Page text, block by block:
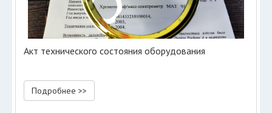
Акт технического состояния оборудования
Подробнее >>